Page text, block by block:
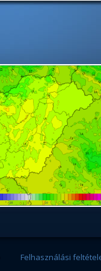
Felhasználási